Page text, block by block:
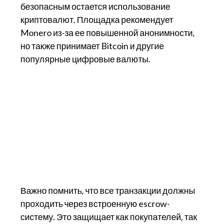
безопасным остается использование
криптовалют. Площадка рекомендует
Monero из-за ее повышенной анонимности,
но также принимает Bitcoin и другие
популярные цифровые валюты.
Важно помнить, что все транзакции должны
проходить через встроенную escrow-
систему. Это защищает как покупателей, так